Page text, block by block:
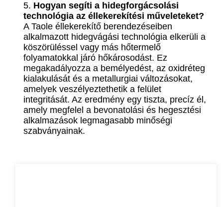
5. Hogyan segíti a hidegforgácsolási
technológia az éllekerekítési műveleteket?
A Taole éllekerekítő berendezéseiben
alkalmazott hidegvágási technológia elkerüli a
köszörüléssel vagy más hőtermelő
folyamatokkal járó hőkárosodást. Ez
megakadályozza a bemélyedést, az oxidréteg
kialakulását és a metallurgiai változásokat,
amelyek veszélyeztethetik a felület
integritását. Az eredmény egy tiszta, precíz él,
amely megfelel a bevonatolási és hegesztési
alkalmazások legmagasabb minőségi
szabványainak.